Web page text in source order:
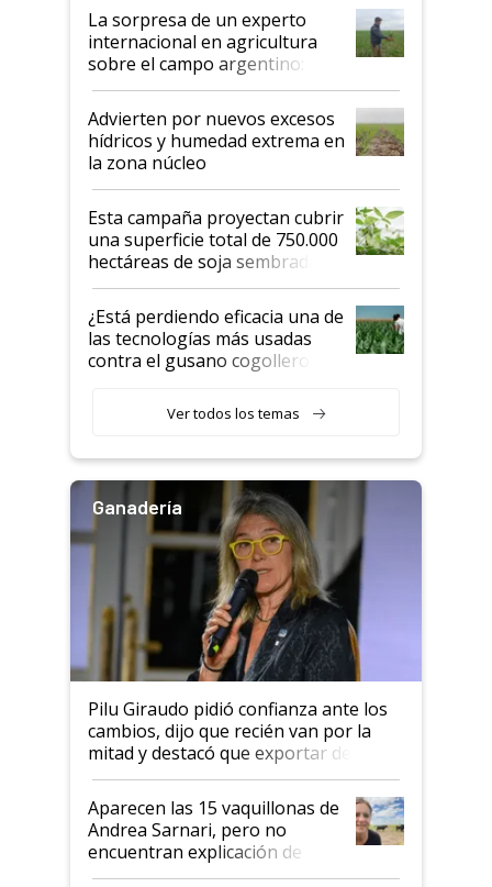
La sorpresa de un experto
internacional en agricultura
sobre el campo argentino:
"Estoy muy impresionado"
Advierten por nuevos excesos
hídricos y humedad extrema en
la zona núcleo
Esta campaña proyectan cubrir
una superficie total de 750.000
hectáreas de soja sembradas
con una nueva generación de
variedades que marcan un
salto tecnológico en genética y
rendimiento
¿Está perdiendo eficacia una de
las tecnologías más usadas
contra el gusano cogollero? El
Ver todos los temas
Ganadería
Pilu Giraudo pidió confianza ante los
cambios, dijo que recién van por la
mitad y destacó que exportar dejó de
ser "para unos pocos": "Tenemos un
mandato muy claro del gobierno
nacional"
Aparecen las 15 vaquillonas de
Andrea Sarnari, pero no
encuentran explicación de
cómo llegaron allí